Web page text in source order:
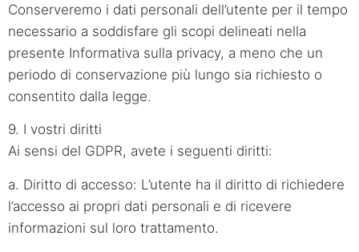
Conserveremo i dati personali dell’utente per il tempo
necessario a soddisfare gli scopi delineati nella
presente Informativa sulla privacy, a meno che un
periodo di conservazione più lungo sia richiesto o
consentito dalla legge.
9. I vostri diritti
Ai sensi del GDPR, avete i seguenti diritti:
a. Diritto di accesso: L’utente ha il diritto di richiedere
l’accesso ai propri dati personali e di ricevere
informazioni sul loro trattamento.